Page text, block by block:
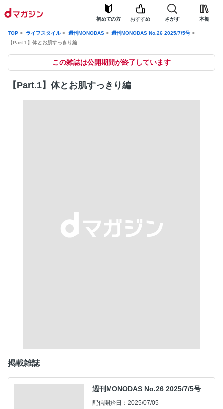
初めての方 おすすめ さがす 本棚
TOP ライフスタイル 週刊MONODAS
週刊MONODAS No.26 2025/7/5号
【Part.1】体とお肌すっきり編
この雑誌は公開期間が終了しています
【Part.1】体とお肌すっきり編
掲載雑誌
週刊MONODAS No.26 2025/7/5号
配信開始日：2025/07/05